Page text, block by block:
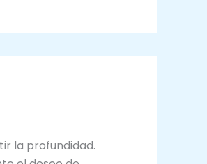
la profundidad.